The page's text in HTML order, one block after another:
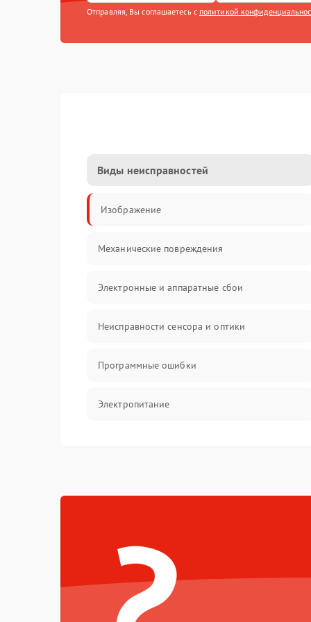
Отправляя, Вы соглашаетесь с политикой
Виды неисправностей
Изображение
Механические повреждения
Электронные и аппаратные сбои
Неисправности сенсора и оптики
Программные ошибки
Электропитание
Температурные проблемы
Сбои коммуникаций и интерфейсов